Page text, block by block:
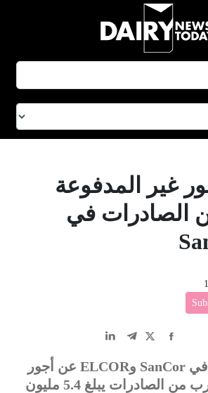
غير المدفوعة
الصادرات في
عربى
يكشف العاملون في SanCor وELCOR عن أجور
غير مدفوعة، وتهرب من الصادرات يبلغ 5.4 مليون